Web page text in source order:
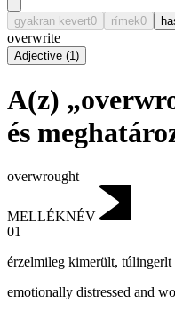
gyakran kevert0 rímek0
overwrite
Adjective (1)
A(z)
és
overwrought
MELLÉKNÉV
01
érzelmileg kimerült, túlingerlt
emotionally distressed and